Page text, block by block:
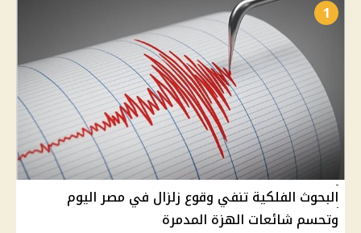
1
البحوث الفلكية تنفي وقوع زلزال في مصر اليوم
وتحسم شائعات الهزة المدمرة